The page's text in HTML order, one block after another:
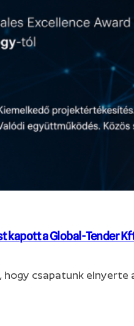
kapott a Global-Tender
hogy csapatunk elnyerte